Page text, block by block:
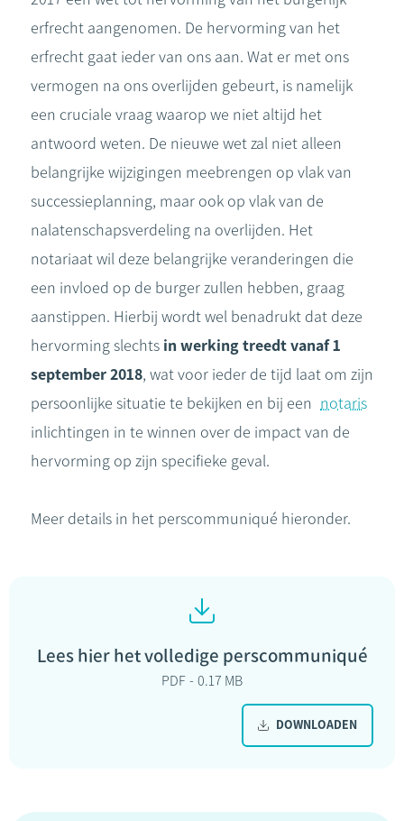
erfrecht aangenomen. De hervorming van het
erfrecht gaat ieder van ons aan. Wat er met ons
vermogen na ons overlijden gebeurt, is namelijk
een cruciale vraag waarop we niet altijd het
antwoord weten. De nieuwe wet zal niet alleen
belangrijke wijzigingen meebrengen op vlak van
successieplanning, maar ook op vlak van de
nalatenschapsverdeling na overlijden. Het
notariaat wil deze belangrijke veranderingen die
een invloed op de burger zullen hebben, graag
aanstippen. Hierbij wordt wel benadrukt dat deze
hervorming slechts in werking treedt vanaf 1
september 2018, wat voor ieder de tijd laat om zijn
persoonlijke situatie te bekijken en bij een notaris
inlichtingen in te winnen over de impact van de
hervorming op zijn specifieke geval.
Meer details in het perscommuniqué hieronder.
Lees hier het volledige perscommuniqué
PDF 0.17 MB
DOWNLOADEN